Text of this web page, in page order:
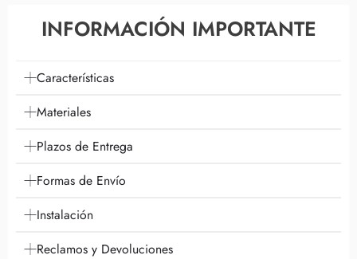
INFORMACIÓN IMPORTANTE
Características
Materiales
Plazos de Entrega
Formas de Envío
Instalación
Reclamos y Devoluciones